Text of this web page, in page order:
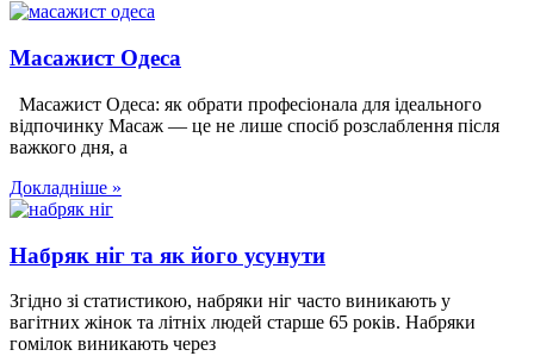
Масажист Одеса
Масажист Одеса: як обрати професіонала для ідеального
відпочинку Масаж — це не лише спосіб розслаблення після
важкого дня, а
Докладніше »
Набряк ніг та як його усунути
Згідно зі статистикою, набряки ніг часто виникають у
вагітних жінок та літніх людей старше 65 років. Набряки
гомілок виникають через